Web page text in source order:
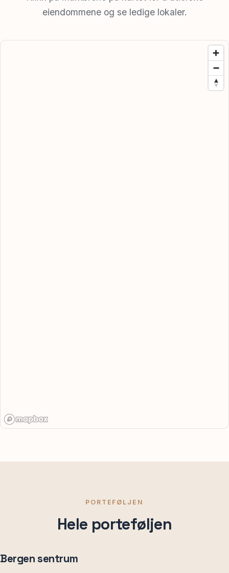
eiendommene og se ledige lokaler.
PORTEFØLJEN
Hele porteføljen
Bergen sentrum